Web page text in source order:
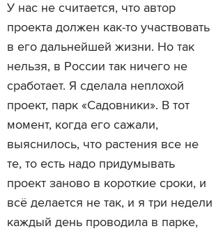
У нас не считается, что автор
проекта должен как-то участвовать
в его дальнейшей жизни. Но так
нельзя, в России так ничего не
сработает. Я сделала неплохой
проект, парк «Садовники». В тот
момент, когда его сажали,
выяснилось, что растения все не
те, то есть надо придумывать
проект заново в короткие сроки, и
всё делается не так, и я три недели
каждый день проводила в парке,